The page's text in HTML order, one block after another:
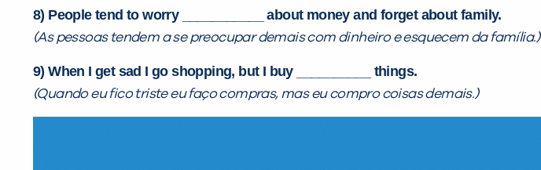
8) People tend to worry ___________ about money and forget about family.
(As pessoas tendem a se preocupar demais com dinheiro e esquecem da família.)
9) When I get sad I go shopping, but I buy __________ things.
(Quando eu fico triste eu faço compras, mas eu compro coisas demais.)